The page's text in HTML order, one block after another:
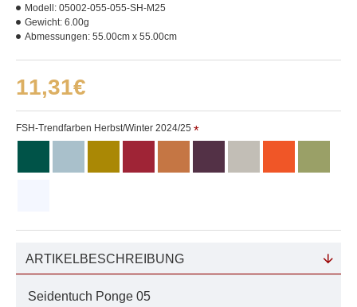
11,31€
Modell: 05002-055-055-SH-M25
Gewicht: 6.00g
Abmessungen: 55.00cm x 55.00cm
FSH-Trendfarben Herbst/Winter 2024/25
ARTIKELBESCHREIBUNG
Seidentuch Ponge 05